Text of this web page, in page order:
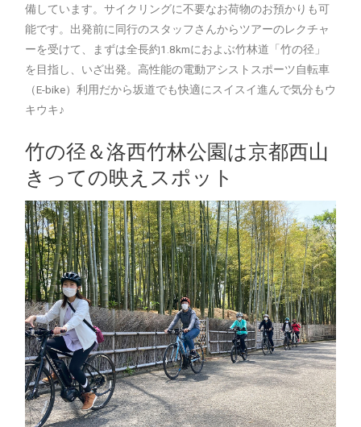
備しています。サイクリングに不要なお荷物のお預かりも可
能です。出発前に同行のスタッフさんからツアーのレクチャ
ーを受けて、まずは全長約1.8kmにおよぶ竹林道「竹の径」
を目指し、いざ出発。高性能の電動アシストスポーツ自転車
（E-bike）利用だから坂道でも快適にスイスイ進んで気分もウ
キウキ♪
竹の径＆洛西竹林公園は京都西山
きっての映えスポット